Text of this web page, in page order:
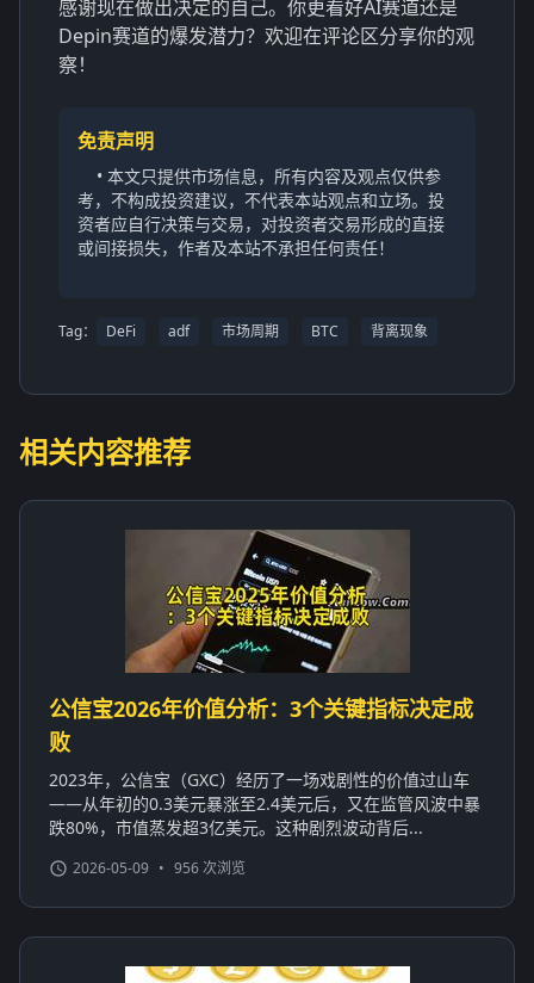
感谢现在做出决定的自己。你更看好AI赛道还是
Depin赛道的爆发潜力？欢迎在评论区分享你的观
察！
免责声明
• 本文只提供市场信息，所有内容及观点仅供参
考，不构成投资建议，不代表本站观点和立场。投
资者应自行决策与交易，对投资者交易形成的直接
或间接损失，作者及本站不承担任何责任！
Tag： DeFi adf 市场周期 BTC 背离现象
相关内容推荐
公信宝2026年价值分析：3个关键指标决定成
败
2023年，公信宝（GXC）经历了一场戏剧性的价值过山车
——从年初的0.3美元暴涨至2.4美元后，又在监管风波中暴
跌80%，市值蒸发超3亿美元。这种剧烈波动背后...
2026-05-09 • 956 次浏览